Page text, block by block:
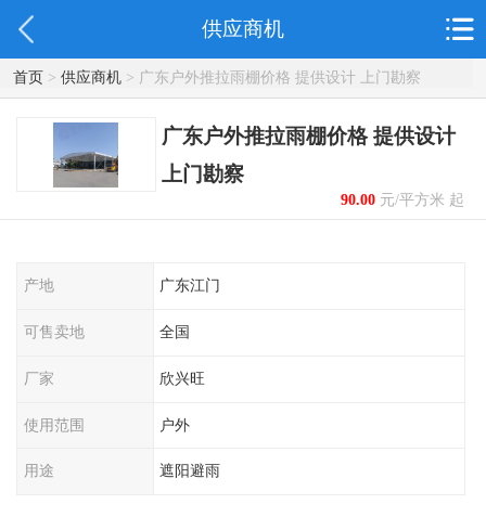
供应商机
首页> 供应商机> 广东户外推拉雨棚价格 提供设计 上门勘察
广东户外推拉雨棚价格 提供设计
上门勘察
90.00元/平方米 起
产地 广东江门
可售卖地 全国
厂家 欣兴旺
使用范围 户外
用途 遮阳避雨